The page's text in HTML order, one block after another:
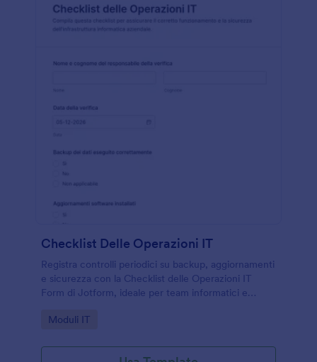
Checklist Delle Operazioni IT
Registra controlli periodici su backup, aggiornamenti
e sicurezza con la Checklist delle Operazioni IT
Form di Jotform, ideale per team informatici e
e le verifiche interne.
Go to Category:
Moduli IT